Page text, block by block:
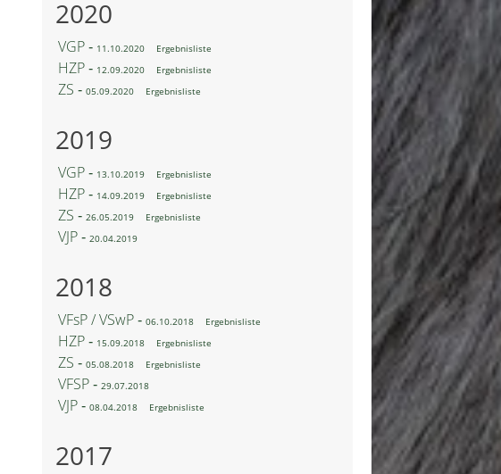
2020
VGP ‐ 11.10.2020 Ergebnisliste
HZP ‐ 12.09.2020 Ergebnisliste
ZS ‐ 05.09.2020 Ergebnisliste
2019
VGP ‐ 13.10.2019 Ergebnisliste
HZP ‐ 14.09.2019 Ergebnisliste
ZS ‐ 26.05.2019 Ergebnisliste
VJP ‐ 20.04.2019
2018
VFsP / VSwP ‐ 06.10.2018 Ergebnisliste
HZP ‐ 15.09.2018 Ergebnisliste
ZS ‐ 05.08.2018 Ergebnisliste
VFSP ‐ 29.07.2018
VJP ‐ 08.04.2018 Ergebnisliste
2017